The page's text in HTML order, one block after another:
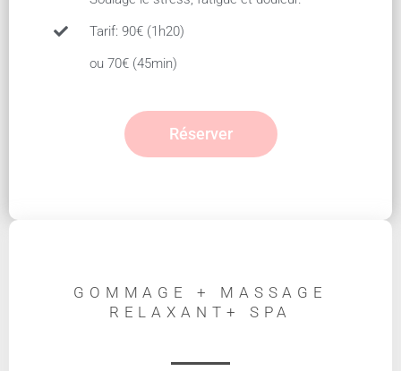
Tarif: 90€ (1h20)
ou 70€ (45min)
Réserver
GOMMAGE + MASSAGE
RELAXANT+ SPA